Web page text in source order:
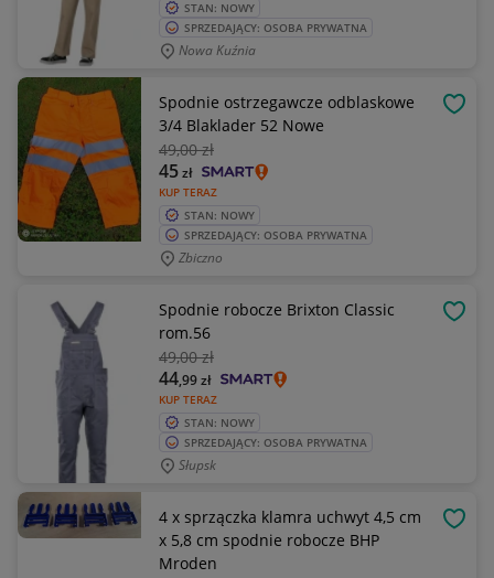
STAN: NOWY
SPRZEDAJĄCY: OSOBA PRYWATNA
Nowa Kuźnia
Spodnie ostrzegawcze odblaskowe
3/4 Blaklader 52 Nowe
49,00 zł
KUP TERAZ
45zł
STAN: NOWY
SPRZEDAJĄCY: OSOBA PRYWATNA
Zbiczno
Spodnie robocze Brixton Classic
rom.56
49,00 zł
KUP TERAZ
44,99zł
STAN: NOWY
SPRZEDAJĄCY: OSOBA PRYWATNA
Słupsk
4 x sprzączka klamra uchwyt 4,5 cm
x 5,8 cm spodnie robocze BHP
Mroden